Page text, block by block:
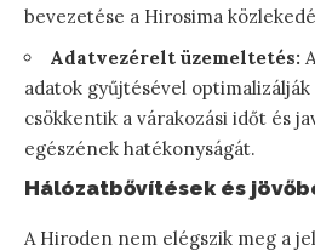
bevezetése a Hirosima
Adatvezérelt üzemeltetés:
adatok gyűjtésével
csökkentik a várakozási időt és
egészének hatékonyságát.
Hálózatbővítések és
A Hiroden nem elégszik meg a